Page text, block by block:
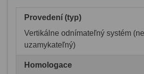
Provedení (typ)
Vertikálne odnímateľný systém
uzamykateľný)
Homologace